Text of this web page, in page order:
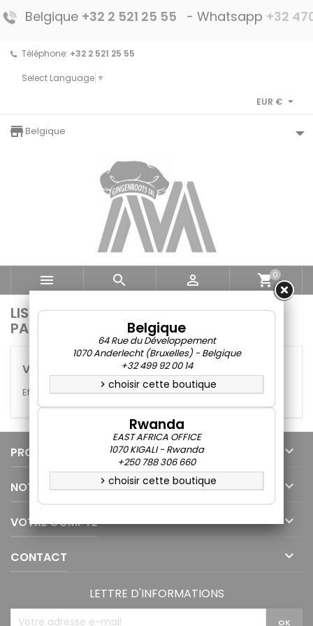
Belgique +32 2 521 25 55 - Whatsapp +32
Téléphone: +32 2 521 25 55
Select Language ▼
EUR € 
storefront
Belgique
   shopping_cart0
LISTE DES PRODUITS DE LA MARQUE
PASTALINE
Veuillez nous excuser pour le désagrément.
Effectuez une nouvelle recherche
PRODUITS 
NOTRE SOCIÉTÉ 
VOTRE COMPTE 
CONTACT 
LETTRE D'INFORMATIONS
Belgique
64 Rue du Développement
1070 Anderlecht (Bruxelles) - Belgique
+32 499 92 00 14
chevron_right choisir cette boutique
Rwanda
EAST AFRICA OFFICE
1070 KIGALI - Rwanda
+250 788 306 660
chevron_right choisir cette boutique